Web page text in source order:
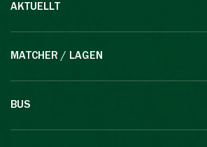
AKTUELLT
MATCHER / LAGEN
BUS